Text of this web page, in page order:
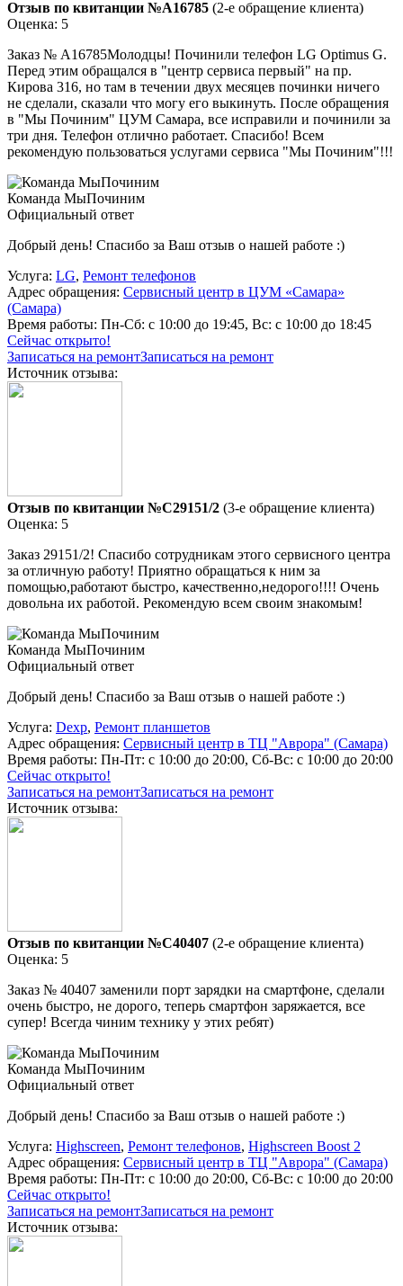
Отзыв по квитанции №A16785 (2-е обращение клиента)
Оценка: 5
Заказ № А16785Молодцы! Починили телефон LG Optimus G.
Перед этим обращался в "центр сервиса первый" на пр.
Кирова 316, но там в течении двух месяцев починки ничего
не сделали, сказали что могу его выкинуть. После обращения
в "Мы Починим" ЦУМ Самара, все исправили и починили за
три дня. Телефон отлично работает. Спасибо! Всем
рекомендую пользоваться услугами сервиса "Мы Починим"!!!
Команда МыПочиним
Официальный ответ
Добрый день! Спасибо за Ваш отзыв о нашей работе :)
Услуга: LG, Ремонт телефонов
Адрес обращения: Сервисный центр в ЦУМ «Самара»
(Самара)
Время работы: Пн-Сб: с 10:00 до 19:45, Вс: с 10:00 до 18:45
Сейчас открыто!
Записаться на ремонтЗаписаться на ремонт
Источник отзыва:
Отзыв по квитанции №C29151/2 (3-е обращение клиента)
Оценка: 5
Заказ 29151/2! Спасибо сотрудникам этого сервисного центра
за отличную работу! Приятно обращаться к ним за
помощью,работают быстро, качественно,недорого!!!! Очень
довольна их работой. Рекомендую всем своим знакомым!
Команда МыПочиним
Официальный ответ
Добрый день! Спасибо за Ваш отзыв о нашей работе :)
Услуга: Dexp, Ремонт планшетов
Адрес обращения: Сервисный центр в ТЦ "Аврора" (Самара)
Время работы: Пн-Пт: с 10:00 до 20:00, Сб-Вс: с 10:00 до 20:00
Сейчас открыто!
Записаться на ремонтЗаписаться на ремонт
Источник отзыва:
Отзыв по квитанции №C40407 (2-е обращение клиента)
Оценка: 5
Заказ № 40407 заменили порт зарядки на смартфоне, сделали
очень быстро, не дорого, теперь смартфон заряжается, все
супер! Всегда чиним технику у этих ребят)
Команда МыПочиним
Официальный ответ
Добрый день! Спасибо за Ваш отзыв о нашей работе :)
Услуга: Highscreen, Ремонт телефонов, Highscreen Boost 2
Адрес обращения: Сервисный центр в ТЦ "Аврора" (Самара)
Время работы: Пн-Пт: с 10:00 до 20:00, Сб-Вс: с 10:00 до 20:00
Сейчас открыто!
Записаться на ремонтЗаписаться на ремонт
Источник отзыва: